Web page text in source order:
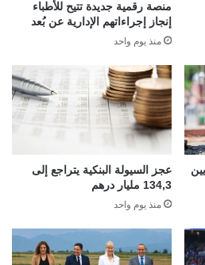
منصة رقمية جديدة تتيح للأطباء
إنجاز إجراءاتهم الإدارية عن بُعد
منذ يوم واحد
8,22 ملايين
عجز السيولة البنكية يتراجع إلى
134,3 مليار درهم
منذ يوم واحد